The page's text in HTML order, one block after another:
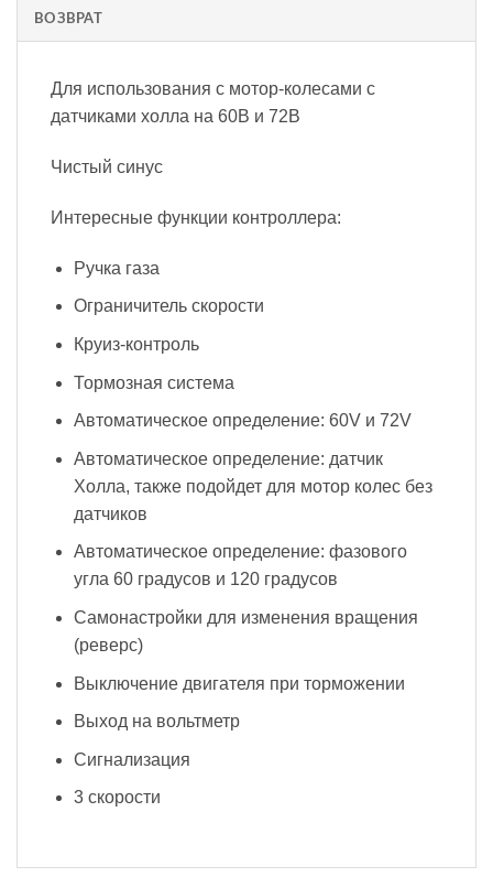
ВОЗВРАТ
Для использования с мотор-колесами с
датчиками холла на 60В и 72В
Чистый синус
Интересные функции контроллера:
Ручка газа
Ограничитель скорости
Круиз-контроль
Тормозная система
Автоматическое определение: 60V и 72V
Автоматическое определение: датчик
Холла, также подойдет для мотор колес без
датчиков
Автоматическое определение: фазового
угла 60 градусов и 120 градусов
Самонастройки для изменения вращения
(реверс)
Выключение двигателя при торможении
Выход на вольтметр
Сигнализация
3 скорости